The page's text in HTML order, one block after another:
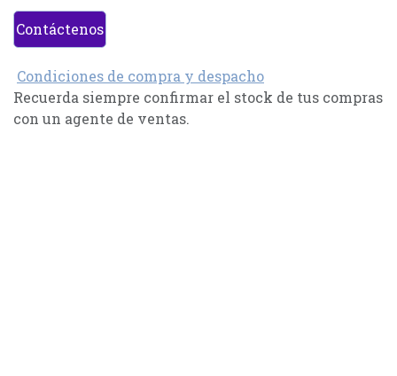
Contáctenos
Condiciones de compra y despacho
Recuerda siempre confirmar el stock de tus compras
con un agente de ventas.